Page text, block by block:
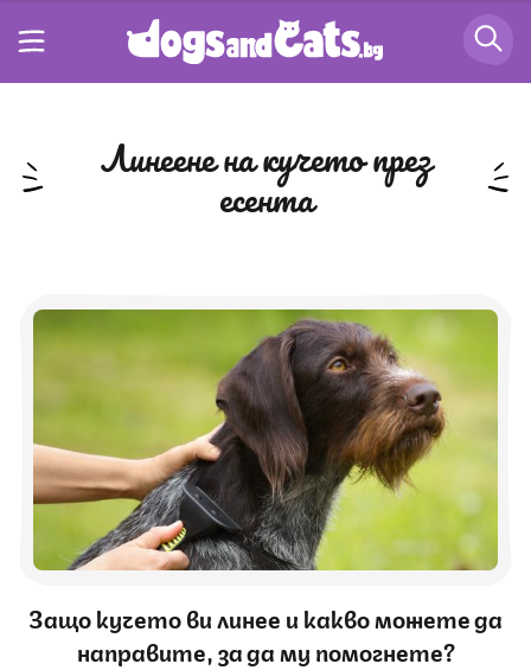
линеене на кучето през
есента
Защо кучето ви линее и какво можете да
направите, за да му помогнете?